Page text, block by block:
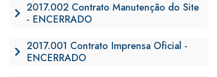
2017.002 Contrato Manutenção do Site
- ENCERRADO
2017.001 Contrato Imprensa Oficial -
ENCERRADO